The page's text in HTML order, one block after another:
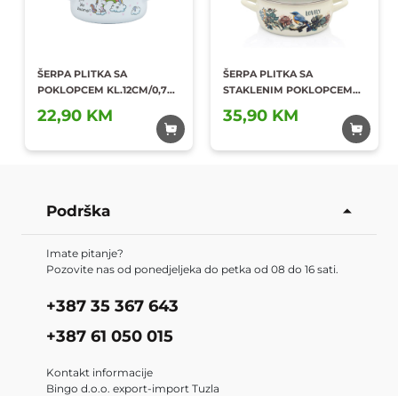
ŠERPA PLITKA SA
POKLOPCEM KL.12CM/0,75L
22,90 KM
omiljene
ŠERPA PLITKA SA
STAKLENIM POKLOPCEM
35,90 KM
omiljene
Podrška
Imate pitanje?
Pozovite nas od ponedjeljeka do petka od 08 do 16 sati.
+387 35 367 643
+387 61 050 015
Kontakt informacije
Bingo d.o.o. export-import Tuzla